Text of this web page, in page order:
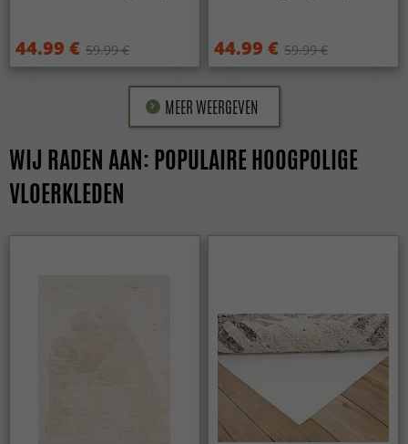
44.99 € 59.99 € 44.99 € 59.99 €
MEER WEERGEVEN
WIJ RADEN AAN: POPULAIRE HOOGPOLIGE
VLOERKLEDEN